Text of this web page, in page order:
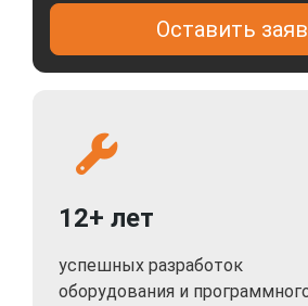
Оставить
12+ лет
успешных разработок
оборудования и